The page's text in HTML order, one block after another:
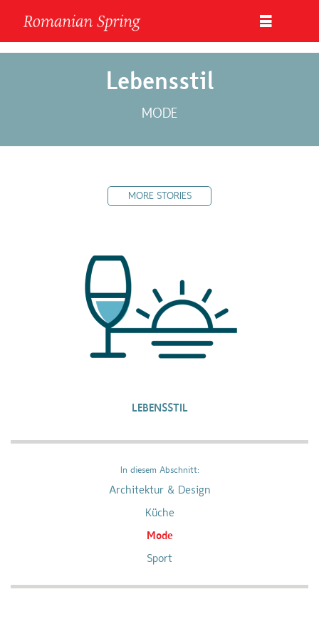
Lebensstil
MODE
MORE STORIES
LEBENSSTIL
In diesem Abschnitt:
Architektur & Design
Küche
Mode
Sport